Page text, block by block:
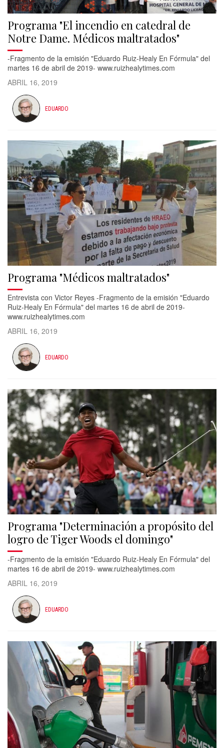
Programa "El incendio en catedral de
Notre Dame. Médicos maltratados"
-Fragmento de la emisión "Eduardo Ruiz-Healy En Fórmula" del
martes 16 de abril de 2019- www.ruizhealytimes.com
ABRIL 16, 2019
EDUARDO
Programa "Médicos maltratados"
Entrevista con Victor Reyes -Fragmento de la emisión "Eduardo
Ruiz-Healy En Fórmula" del martes 16 de abril de 2019-
www.ruizhealytimes.com
ABRIL 16, 2019
EDUARDO
Programa "Determinación a propósito del
logro de Tiger Woods el domingo"
-Fragmento de la emisión "Eduardo Ruiz-Healy En Fórmula" del
martes 16 de abril de 2019- www.ruizhealytimes.com
ABRIL 16, 2019
EDUARDO